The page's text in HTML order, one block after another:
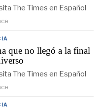
The Times en Español
que no llegó a la final
The Times en Español